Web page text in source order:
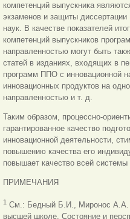
компетенций выпускника
экзаменов и защиты диссертации
наук. В качестве показателей
компетенций выпускников
направленностью могут быть
статей в изданиях, входящих в
программ ППО с инновационной
инновационных продуктов на
направленностью и т. д.
Таким образом, процессно-
гарантированное качество
инновационной деятельности,
повышению качества его
повышает качество всей системы
ПРИМЕЧАНИЯ
1 См.: Бедный Б.И., Миронос А.А.
высшей школе. Состояние и